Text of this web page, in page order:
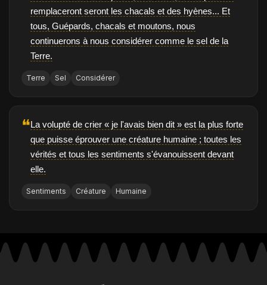
remplaceront seront les chacals et des hyènes... Et
tous, Guépards, chacals et moutons, nous
continuerons à nous considérer comme le sel de la
Terre.
Terre Sel Considérer
❝La volupté de crier « je l'avais bien dit » est la plus forte
que puisse éprouver une créature humaine ; toutes les
vérités et tous les sentiments s'évanouissent devant
elle.
Sentiments Créature Humaine